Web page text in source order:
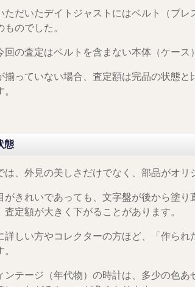
ただいたデイトジャストにはベルト（ブ
のでした。
回の査定はベルトを含まない本体（ケース
揃っていない場合、査定額は完品の状態
態
は、外見の美しさだけでなく、部品がオ
がきれいであっても、文字盤が後から塗
査定額が大きく下がることがあります。
詳しい方やコレクターの方ほど、「作ら
ンテージ（年代物）の時計は、多少の色